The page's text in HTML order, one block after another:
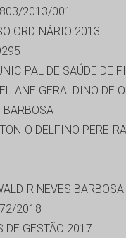
2013/001
ORDINÁRIO 2013
DE SAÚDE DE
ELIANE GERALDINO DE
BARBOSA
DELFINO
NEVES BARBOSA
2018
DE GESTÃO 2017